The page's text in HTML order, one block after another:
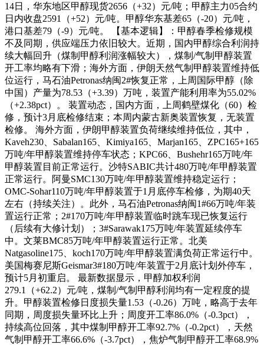
14日，华东地区甲醇现货2656（+32）元/吨；甲醇主力05合约
日内收盘2591（+52）元/吨。甲醇华东基差65（-20）元/吨，
港口基差79（-9）元/吨。 【基本逻辑】：甲醇春季检修规模
不及同期，供应端压力依旧较大。近期，国内甲醇综合利润持
续大幅回升（煤制甲醇利润涨幅较大），煤制/气制甲醇装置
开工率均略有下滑；海外方面，伊朗天然气制甲醇装置维持低
位运行，马石油Petronas纳闽2#恢复正常，上周国际甲醇（除
中国）产量为78.53（+3.39）万吨，装置产能利用率为55.02%
（+2.38pct）。 装置动态，国内方面，上周鹤壁煤化（60）检
修，预计3月底检修结束；本周内蒙古新奥装置恢复，无装置
检修。 海外方面，伊朗甲醇装置负荷继续维持低位，其中，
Kaveh230、Sabalan165、Kimiya165、Marjan165、ZPC165+165
万吨/年甲醇装置维持停车状态；KPC66、Bushehr165万吨/年
甲醇装置目前正常运行。沙特SABIC共计480万吨/年甲醇装置
正常运行。阿曼SMC130万吨/年甲醇装置维持稳定运行；
OMC-Sohar110万吨/年甲醇装置于1月底停车检修，为期40天
左右（持续关注）。此外，马石油Petronas纳闽1#66万吨/年装
置运行正常；2#170万吨/年甲醇装置临时跳车现已恢复运行
（后续有大修计划）；3#Sarawak175万吨/年装置延续停车
中。文莱BMC85万吨/年甲醇装置运行正常。北美
Natgasoline175、koch170万吨/年甲醇装置满负荷正常运行中。
美国梅赛尼斯Geismar3#180万吨/年装置于2月底计划外停车，
预计5月初重启。 最新数据显示，甲醇加权利润
279.1（+62.2）元/吨，煤制/气制甲醇利润均有一定程度的提
升。甲醇装置检修日度损失量1.53（-0.26）万吨，略高于去年
同期，周度损失量环比上升；周度开工率86.0%（-0.3pct），
持续高位回落，其中煤制甲醇开工率92.7%（-0.2pct），天然
气制甲醇开工率66.6%（-3.7pct），焦炉气制甲醇开工率68.9%